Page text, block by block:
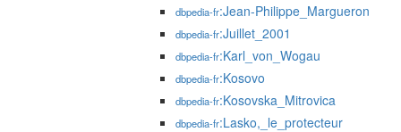
dbpedia-fr:Jean-Philippe_Margueron
dbpedia-fr:Juillet_2001
dbpedia-fr:Karl_von_Wogau
dbpedia-fr:Kosovo
dbpedia-fr:Kosovska_Mitrovica
dbpedia-fr:Lasko,_le_protecteur